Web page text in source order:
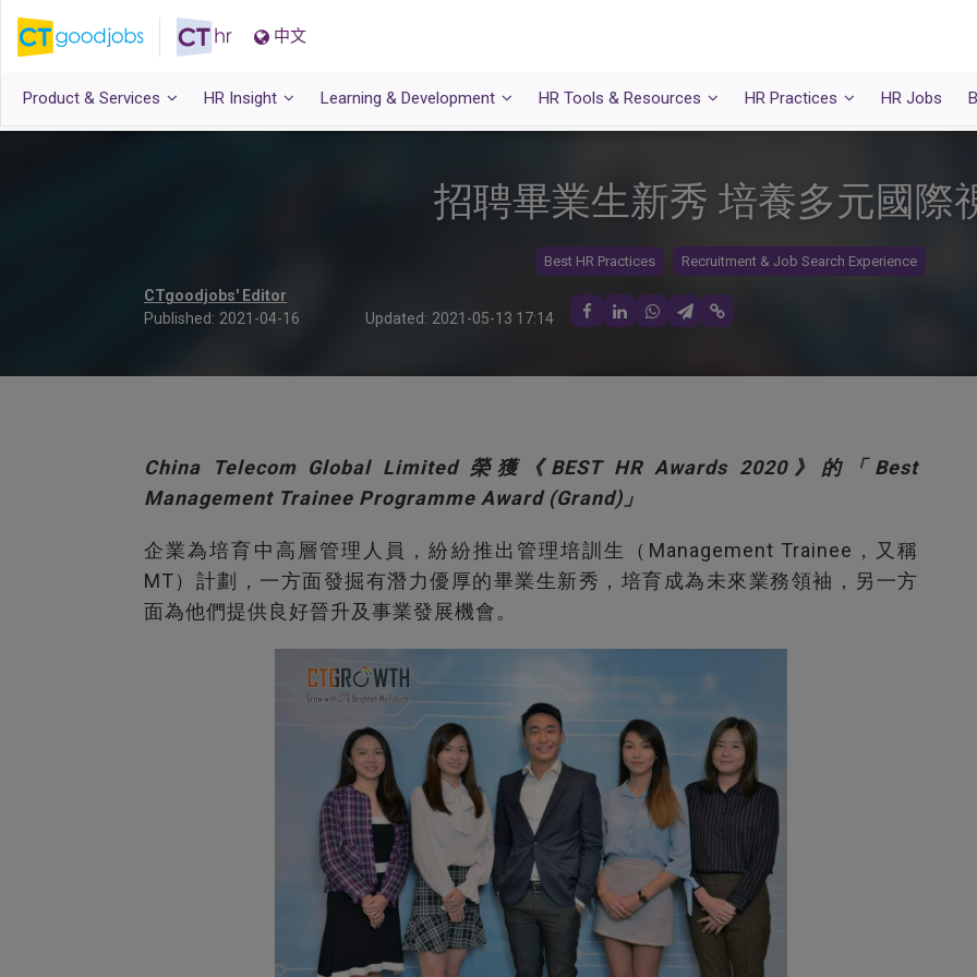
中文
Product & Services HR Insight Learning & Development HR Tools & Resources HR Practices HR Jobs
招聘畢業生新秀 培養多元國際
Best HR Practices Recruitment & Job Search Experience
CTgoodjobs' Editor
Published: 2021-04-16 Updated: 2021-05-13 17:14
China Telecom Global Limited 榮獲《BEST HR Awards 2020》的「Best
Management Trainee Programme Award (Grand)」
企業為培育中高層管理人員，紛紛推出管理培訓生（Management Trainee，又稱
MT）計劃，一方面發掘有潛力優厚的畢業生新秀，培育成為未來業務領袖，另一方
面為他們提供良好晉升及事業發展機會。